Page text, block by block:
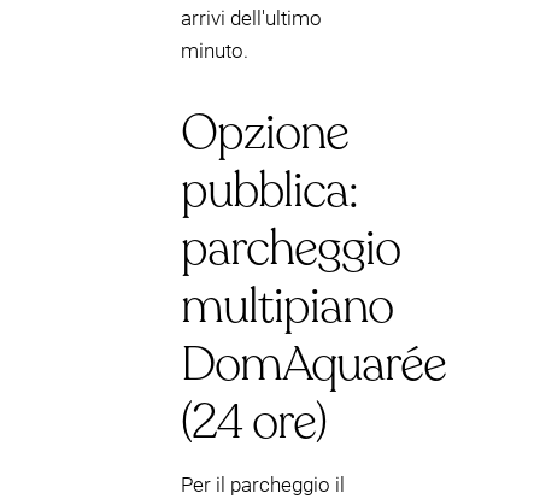
arrivi dell'ultimo
minuto.
Opzione
pubblica:
parcheggio
multipiano
DomAquarée
(24 ore)
Per il parcheggio il